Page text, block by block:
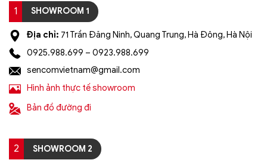
1 SHOWROOM 1
Địa chỉ: 71 Trần Đăng Ninh, Quang Trung, Hà Đông, Hà Nội
0925.988.699 – 0923.988.699
sencomvietnam@gmail.com
Hình ảnh thực tế showroom
Bản đồ đường đi
2 SHOWROOM 2